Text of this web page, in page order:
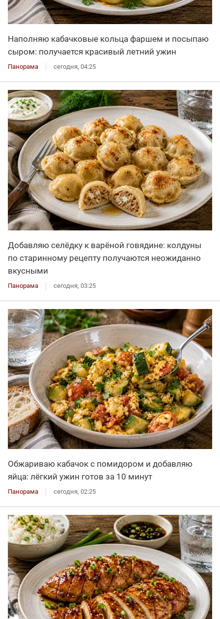
Наполняю кабачковые кольца фаршем и посыпаю
сыром: получается красивый летний ужин
Панорама сегодня, 04:25
Добавляю селёдку к варёной говядине: колдуны
по старинному рецепту получаются неожиданно
вкусными
Панорама сегодня, 03:25
Обжариваю кабачок с помидором и добавляю
яйца: лёгкий ужин готов за 10 минут
Панорама сегодня, 02:25